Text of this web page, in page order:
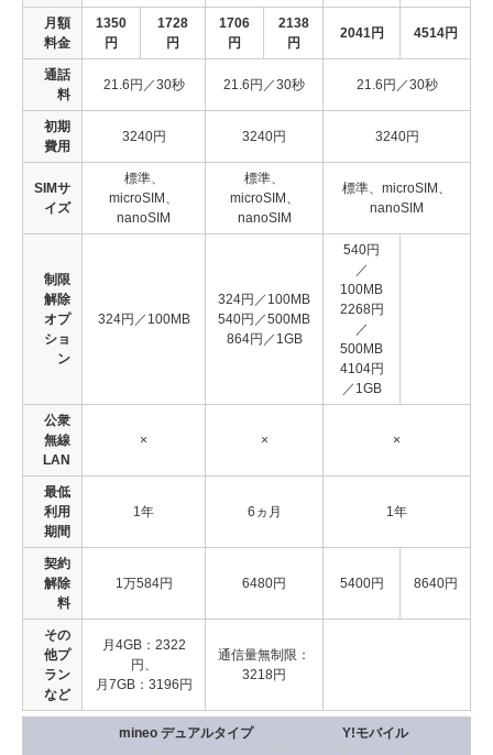
月額
料金
1350
円
1728
円
1706
円
2138
円
2041円 4514円
通話
料
21.6円／30秒 21.6円／30秒 21.6円／30秒
初期
費用
3240円 3240円 3240円
SIMサ
イズ
標準、
microSIM、
nanoSIM
標準、
microSIM、
nanoSIM
標準、microSIM、
nanoSIM
制限
解除
オプ
ショ
ン
324円／100MB
324円／100MB
540円／500MB
864円／1GB
540円
／
100MB
2268円
／
500MB
4104円
／1GB
公衆
無線
LAN
× × ×
最低
利用
期間
1年 6ヵ月 1年
契約
解除
料
1万584円 6480円 5400円 8640円
その
他プ
ラン
など
月4GB：2322
円、
月7GB：3196円
通信量無制限：
3218円
mineo デュアルタイプ Y!モバイル